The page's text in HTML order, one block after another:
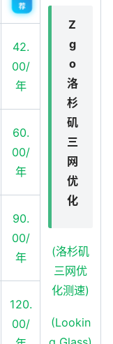
荐
Z
g
o
洛
杉
矶
三
网
优
化
(洛杉矶
三网优
化测速)
(Lookin
42.
00/
年
60.
00/
年
90.
00/
年
120.
00/